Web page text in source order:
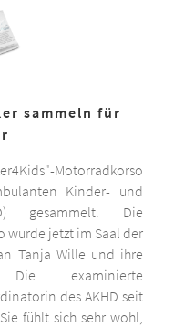
sammeln für
Motorradkorso
Kinder- und
gesammelt. Die
wurde jetzt im Saal der
Tanja Wille und ihre
Die examinierte
des AKHD seit
fühlt sich sehr wohl,